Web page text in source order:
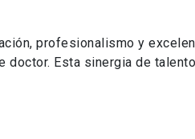
profesionalismo y
Esta sinergia de